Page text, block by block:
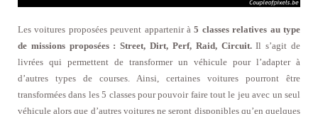
Les voitures proposées peuvent appartenir à5 classes relatives au type
de missions proposées : Street, Dirt, Perf, Raid, Circuit.Il s’agit de
livrées qui permettent de transformer un véhicule pour l’adapter à
d’autres types de courses. Ainsi, certaines voitures pourront être
transformées dans les 5 classes pour pouvoir faire tout le jeu avec un seul
véhicule alors que d’autres voitures ne seront disponibles qu’en quelques